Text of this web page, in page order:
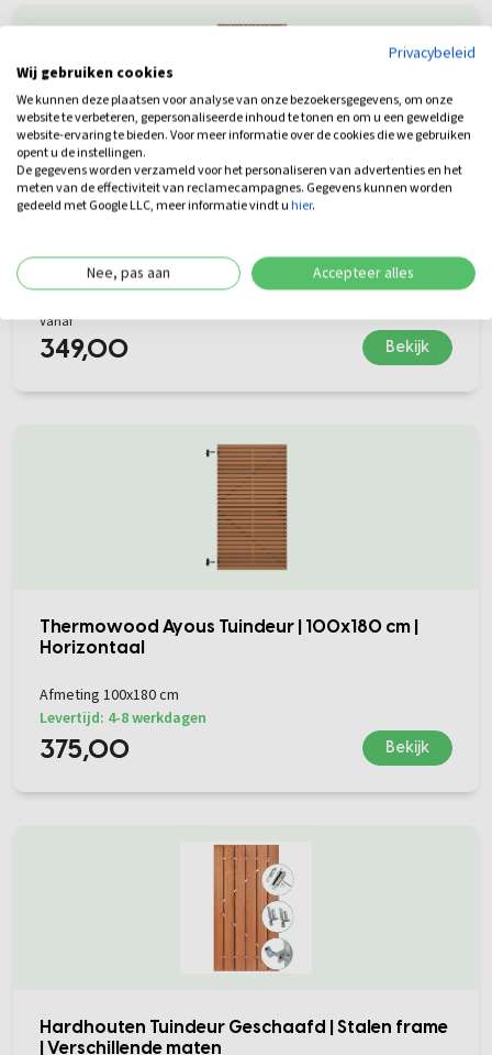
Thermowood Ayous Tuindeur | 100x180 cm |
Afmeting 100x180 cm
Vanaf
349,00 Bekijk
Thermowood Ayous Tuindeur | 100x180 cm |
Horizontaal
Afmeting 100x180 cm
Levertijd: 4-8 werkdagen
375,00 Bekijk
Hardhouten Tuindeur Geschaafd | Stalen frame
| Verschillende maten
Privacybeleid
Wij gebruiken cookies
We kunnen deze plaatsen voor analyse van onze bezoekersgegevens, om onze
website te verbeteren, gepersonaliseerde inhoud te tonen en om u een geweldige
website-ervaring te bieden. Voor meer informatie over de cookies die we gebruiken
opent u de instellingen.
De gegevens worden verzameld voor het personaliseren van advertenties en het
meten van de effectiviteit van reclamecampagnes. Gegevens kunnen worden
gedeeld met Google LLC, meer informatie vindt uhier.
Nee, pas aan Accepteer alles